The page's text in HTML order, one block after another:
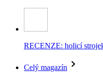
RECENZE: holicí
Celý magazín